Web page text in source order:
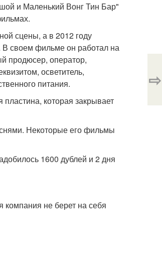
и Маленький Вонг Тин Бар"
сцены, а в 2012 году
В своем фильме он работал на
продюсер, оператор,
осветитель,
питания.
которая закрывает
Некоторые его фильмы
1600 дублей и 2 дня
не берет на себя
⇨